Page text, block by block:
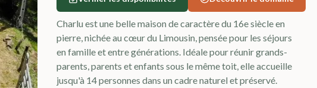
Charlu est une belle maison de caractère du 16e siècle en
pierre, nichée au cœur du Limousin, pensée pour les séjours
en famille et entre générations. Idéale pour réunir grands-
parents, parents et enfants sous le même toit, elle accueille
jusqu'à 14 personnes dans un cadre naturel et préservé.